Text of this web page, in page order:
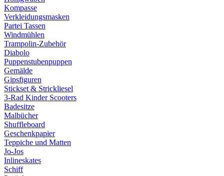
Kompasse
Verkleidungsmasken
Partei Tassen
Windmühlen
Trampolin-Zubehör
Diabolo
Puppenstubenpuppen
Gemälde
Gipsfiguren
Stickset & Strickliesel
3-Rad Kinder Scooters
Badesitze
Malbücher
Shuffleboard
Geschenkpapier
Teppiche und Matten
Jo-Jos
Inlineskates
Schiff